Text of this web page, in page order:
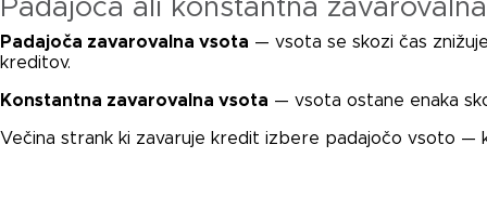
Padajoča ali konstantna
Padajoča zavarovalna vsota — vsota se skozi čas
kreditov.
Konstantna zavarovalna vsota — vsota ostane enaka
Večina strank ki zavaruje kredit izbere padajočo vsoto —